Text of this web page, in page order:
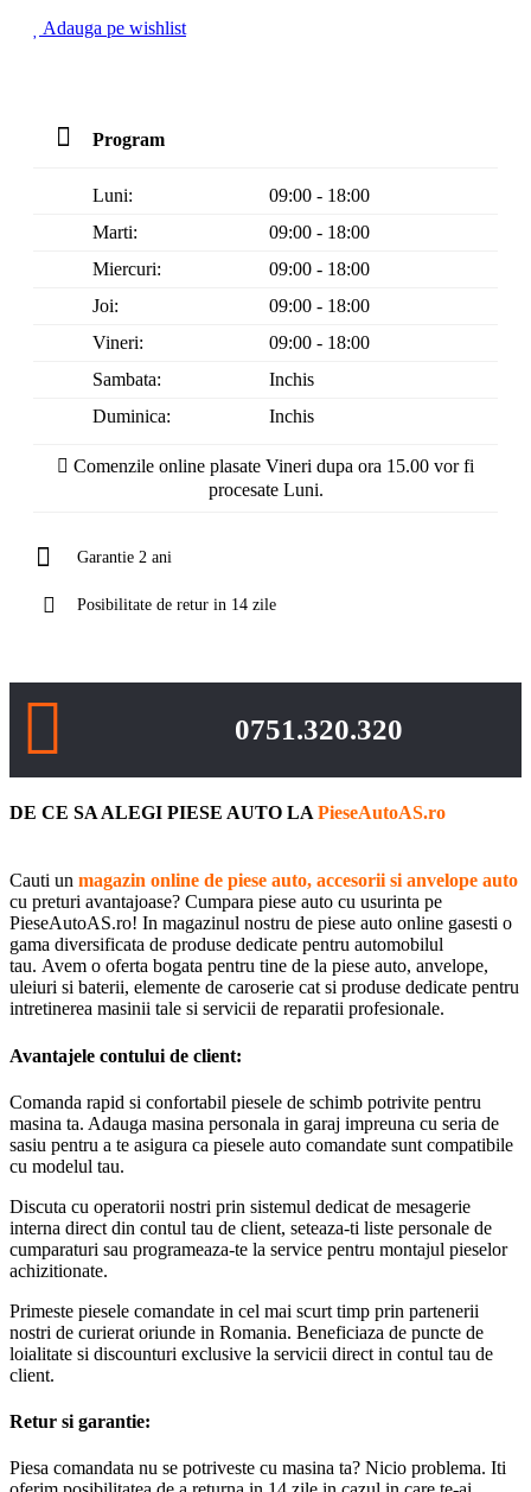
Adauga pe wishlist
Program
Luni:
09:00 - 18:00
Marti:
09:00 - 18:00
Miercuri:
09:00 - 18:00
Joi:
09:00 - 18:00
Vineri:
09:00 - 18:00
Sambata:
Inchis
Duminica:
Inchis
Comenzile online plasate Vineri dupa ora 15.00 vor fi
procesate Luni.
Garantie 2 ani
Posibilitate de retur in 14 zile
0751.320.320
DE CE SA ALEGI PIESE AUTO LA PieseAutoAS.ro
Cauti un magazin online de piese auto, accesorii si anvelope auto
cu preturi avantajoase? Cumpara piese auto cu usurinta pe
PieseAutoAS.ro! In magazinul nostru de piese auto online gasesti o
gama diversificata de produse dedicate pentru automobilul
tau. Avem o oferta bogata pentru tine de la piese auto, anvelope,
uleiuri si baterii, elemente de caroserie cat si produse dedicate pentru
intretinerea masinii tale si servicii de reparatii profesionale.
Avantajele contului de client:
Comanda rapid si confortabil piesele de schimb potrivite pentru
masina ta. Adauga masina personala in garaj impreuna cu seria de
sasiu pentru a te asigura ca piesele auto comandate sunt compatibile
cu modelul tau.
Discuta cu operatorii nostri prin sistemul dedicat de mesagerie
interna direct din contul tau de client, seteaza-ti liste personale de
cumparaturi sau programeaza-te la service pentru montajul pieselor
achizitionate.
Primeste piesele comandate in cel mai scurt timp prin partenerii
nostri de curierat oriunde in Romania. Beneficiaza de puncte de
loialitate si discounturi exclusive la servicii direct in contul tau de
client.
Retur si garantie:
Piesa comandata nu se potriveste cu masina ta? Nicio problema. Iti